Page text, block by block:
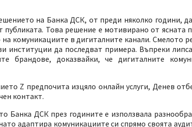
на Банка ДСК, от преди няколко години,
публиката. Това решение е мотивирано от ясната
комуникациите в дигиталните канали. Смелото
институции да последват примера. Въпреки
брандове, доказвайки, че дигиталните
Z предпочита изцяло онлайн услуги, Денев
контакт.
Банка ДСК през годините е използвала
адаптира комуникациите си спрямо своята